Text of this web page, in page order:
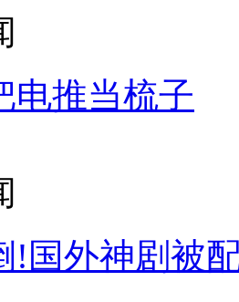
电推当梳子
!国外神剧被